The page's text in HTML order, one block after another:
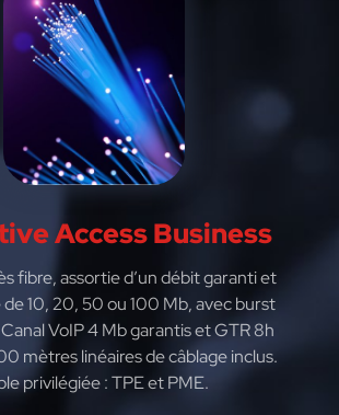
Access Business
fibre, assortie d’un débit garanti et
10, 20, 50 ou 100 Mb, avec burst
VoIP 4 Mb garantis et GTR 8h
mètres linéaires de câblage inclus.
privilégiée : TPE et PME.